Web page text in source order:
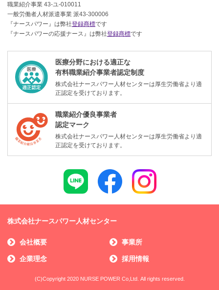
職業紹介事業 43-ユ-010011
一般労働者人材派遣事業 派43-300006
『ナースパワー』は弊社登録商標です
『ナースパワーの応援ナース』は弊社登録商標です
医療分野における適正な
有料職業紹介事業者認定制度
株式会社ナースパワー人材センターは厚生労働省より適
正認定を受けております。
職業紹介優良事業者
認定マーク
株式会社ナースパワー人材センターは厚生労働省より適
正認定を受けております。
株式会社ナースパワー人材センター
会社概要 事業所
企業理念 採用情報
(C)Copyright 2020 NURSE POWER Co,Ltd. All rights reserved.